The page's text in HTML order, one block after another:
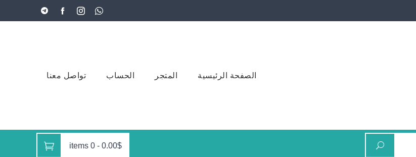
الصفحة الرئيسية المتجر الحساب تواصل معنا
0.00$
-
0 items